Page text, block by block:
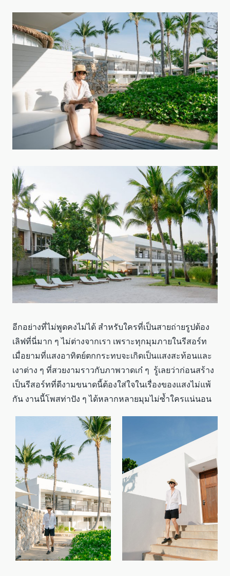
อีกอย่างที่ไม่พูดคงไม่ได้ สำหรับใครที่เป็นสายถ่ายรูปต้อง
เลิฟที่นี่มาก ๆ ไม่ต่างจากเรา เพราะทุกมุมภายในรีสอร์ท
เมื่อยามที่แสงอาทิตย์ตกกระทบจะเกิดเป็นแสงสะท้อนและ
เงาต่าง ๆ ที่สวยงามราวกับภาพวาดเก๋ ๆ รู้เลยว่าก่อนสร้าง
เป็นรีสอร์ทที่ดีงามขนาดนี้ต้องใส่ใจในเรื่องของแสงไม่แพ้
กัน งานนี้โพสท่าปัง ๆ ได้หลากหลายมุมไม่ซ้ำใครแน่นอน